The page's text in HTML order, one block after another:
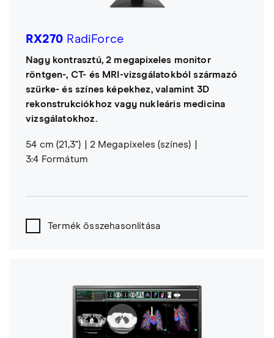
RX270 RadiForce
Nagy kontrasztú, 2 megapixeles monitor
röntgen-, CT- és MRI-vizsgálatokból származó
szürke- és színes képekhez, valamint 3D
rekonstrukciókhoz vagy nukleáris medicina
vizsgálatokhoz.
54 cm (21,3")
2 Megapixeles (színes)
3:4 Formátum
Termék összehasonlítása